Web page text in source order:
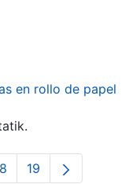
en rollo de papel
Use TAB to
OrrialdeaOrrialdea
19